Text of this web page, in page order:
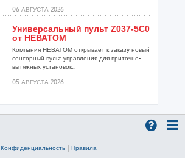
06 АВГУСТА 2026
Универсальный пульт Z037-5C0
от НЕВАТОМ
Компания НЕВАТОМ открывает к заказу новый
сенсорный пульт управления для приточно-
вытяжных установок...
05 АВГУСТА 2026
расширения ...
Конфиденциальность | Правила